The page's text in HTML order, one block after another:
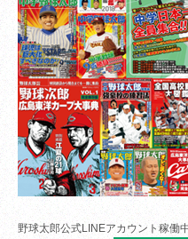
野球太郎公式LINEアカウント稼働